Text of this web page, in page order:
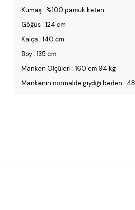
Kumaş : %100 pamuk keten
Göğüs : 124 cm
Kalça : 140 cm
Boy : 135 cm
Manken Ölçüleri : 160 cm 94 kg
Mankenin normalde giydiği beden : 48